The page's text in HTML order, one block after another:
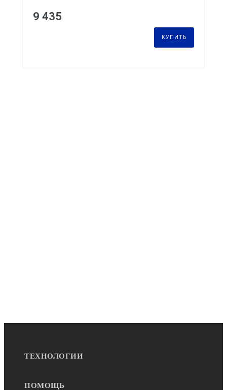
9 435
КУПИТЬ
ТЕХНОЛОГИИ
ПОМОЩЬ